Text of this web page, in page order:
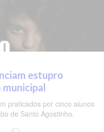
estupro
praticados por cinco alunos
de Santo Agostinho.